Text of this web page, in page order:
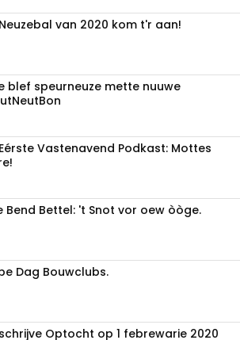
van 2020 kom t'r aan!
blef speurneuze mette nuuwe
Vastenavend Podkast: Mottes
Bend Bettel: 't Snot vor oew òòge.
Dag Bouwclubs.
Optocht op 1 febrewarie 2020